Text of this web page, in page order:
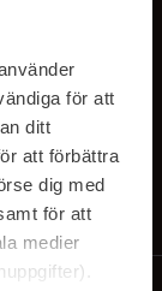
för att
ditt
att förbättra
dig med
för att
medier
. Du kan melde deg